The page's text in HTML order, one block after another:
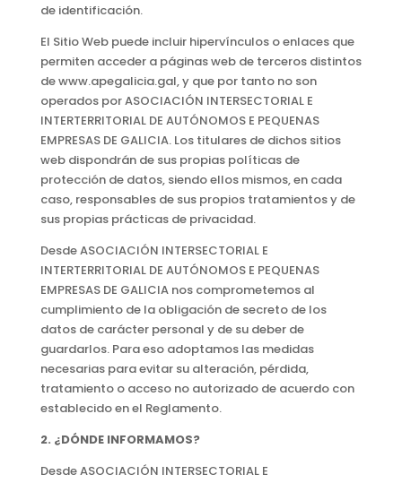
de identificación.
El Sitio Web puede incluir hipervínculos o enlaces que
permiten acceder a páginas web de terceros distintos
de www.apegalicia.gal, y que por tanto no son
operados por ASOCIACIÓN INTERSECTORIAL E
INTERTERRITORIAL DE AUTÓNOMOS E PEQUENAS
EMPRESAS DE GALICIA. Los titulares de dichos sitios
web dispondrán de sus propias políticas de
protección de datos, siendo ellos mismos, en cada
caso, responsables de sus propios tratamientos y de
sus propias prácticas de privacidad.
Desde ASOCIACIÓN INTERSECTORIAL E
INTERTERRITORIAL DE AUTÓNOMOS E PEQUENAS
EMPRESAS DE GALICIA nos comprometemos al
cumplimiento de la obligación de secreto de los
datos de carácter personal y de su deber de
guardarlos. Para eso adoptamos las medidas
necesarias para evitar su alteración, pérdida,
tratamiento o acceso no autorizado de acuerdo con
establecido en el Reglamento.
2. ¿DÓNDE INFORMAMOS?
Desde ASOCIACIÓN INTERSECTORIAL E